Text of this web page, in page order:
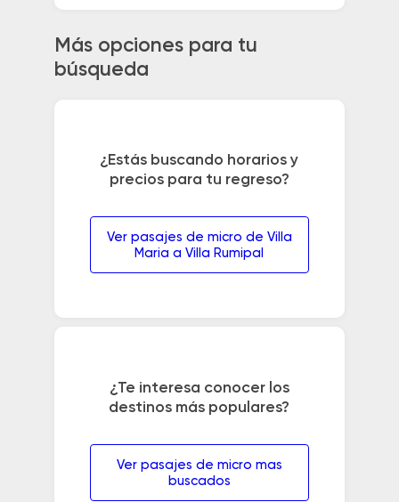
Más opciones para tu
búsqueda
¿Estás buscando horarios y
precios para tu regreso?
Ver pasajes de micro de Villa
Maria a Villa Rumipal
¿Te interesa conocer los
destinos más populares?
Ver pasajes de micro mas
buscados